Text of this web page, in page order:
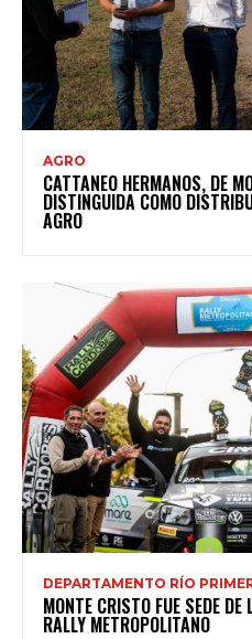
AGRO
CATTANEO HERMANOS, DE
DISTINGUIDA COMO
AGRO
DEPARTAMENTO RÍO
MONTE CRISTO FUE SEDE
RALLY METROPOLITANO